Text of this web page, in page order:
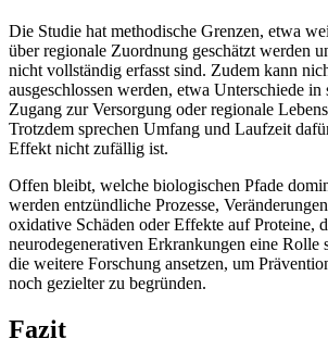
Die Studie hat methodische Grenzen, etwa
über regionale Zuordnung geschätzt werden
nicht vollständig erfasst sind. Zudem kann
ausgeschlossen werden, etwa Unterschiede in
Zugang zur Versorgung oder regionale
Trotzdem sprechen Umfang und Laufzeit
Effekt nicht zufällig ist.
Offen bleibt, welche biologischen Pfade
werden entzündliche Prozesse,
oxidative Schäden oder Effekte auf Proteine,
neurodegenerativen Erkrankungen eine Rolle
die weitere Forschung ansetzen, um
noch gezielter zu begründen.
Fazit